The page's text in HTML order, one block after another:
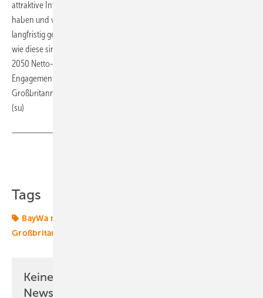
attraktive Investitionsmöglichkeiten für unsere Partner entwickelt zu
haben und werden auch künftig unsere Fähigkeiten in diesem Sektor
langfristig gegenüber Finanzinvestoren unter Beweis stellen. Projekte
wie diese sind entscheidend, um das Ziel der britischen Regierung, bis
2050 Netto-Null-Emissionen zu erreichen, voranzutreiben. Unser
Engagement zur Erreichung der wichtigen Klimaziele in
Großbritannien und darüber hinaus bleibt ungebrochen“, sagt Gäfke.
(su)
Tags
BayWa re
Großbritannien
Keine Zeit? Kein Problem mit dem ERE
Newsletter!